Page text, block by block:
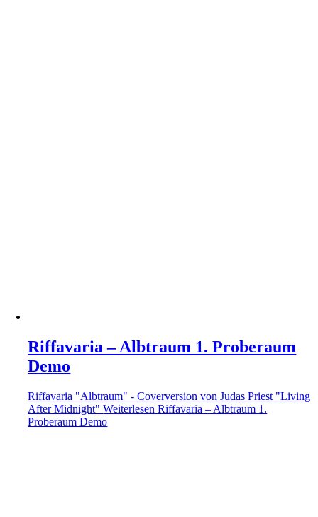
Riffavaria – Albtraum 1. Proberaum
Demo
Riffavaria "Albtraum" - Coverversion von Judas Priest "Living
After Midnight"Weiterlesen Riffavaria – Albtraum 1.
Proberaum Demo